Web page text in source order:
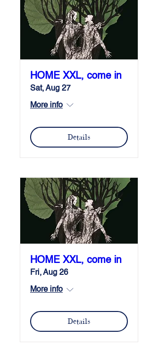
HOME XXL, come in
Sat, Aug 27
More info
Details
HOME XXL, come in
Fri, Aug 26
More info
Details